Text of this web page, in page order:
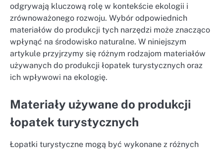
odgrywają kluczową rolę w kontekście ekologii i
zrównoważonego rozwoju. Wybór odpowiednich
materiałów do produkcji tych narzędzi może znacząco
wpłynąć na środowisko naturalne. W niniejszym
artykule przyjrzymy się różnym rodzajom materiałów
używanych do produkcji łopatek turystycznych oraz
ich wpływowi na ekologię.
Materiały używane do produkcji
łopatek turystycznych
Łopatki turystyczne mogą być wykonane z różnych